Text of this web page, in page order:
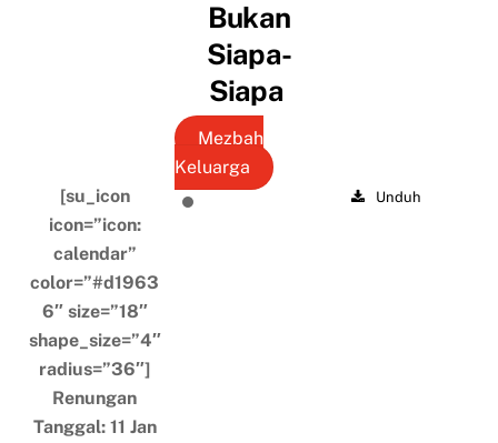
Bukan
Siapa-
Siapa
Mezbah
Keluarga
[su_icon
icon=”icon:
calendar”
color=”#d1963
6″ size=”18″
shape_size=”4″
radius=”36″]
Renungan
Tanggal: 11 Jan
Unduh